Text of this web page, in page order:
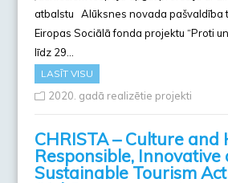
atbalstu Alūksnes novada pašvaldība
Eiropas Sociālā fonda projektu “Proti
līdz 29…
LASĪT VISU
2020. gadā realizētie projekti
CHRISTA – Culture
Responsible, Innovative
Sustainable Tourism